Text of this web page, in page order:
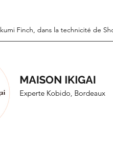
Finch, dans la technicité de
Experte Kobido, Bordeaux
MAISON IKIGAI